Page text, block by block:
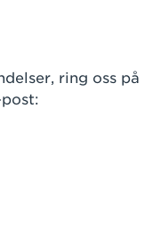
ring oss på